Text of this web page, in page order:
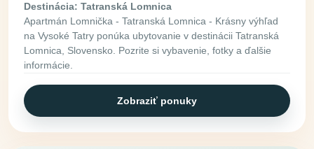
Destinácia: Tatranská Lomnica
Apartmán Lomnička - Tatranská Lomnica - Krásny výhľad
na Vysoké Tatry ponúka ubytovanie v destinácii Tatranská
Lomnica, Slovensko. Pozrite si vybavenie, fotky a ďalšie
informácie.
Zobraziť ponuky